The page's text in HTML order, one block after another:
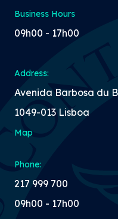
Business Hours
09h00 - 17h00
Address:
Avenida Barbosa du
1049-013 Lisboa
Map
Phone:
217 999 700
09h00 - 17h00